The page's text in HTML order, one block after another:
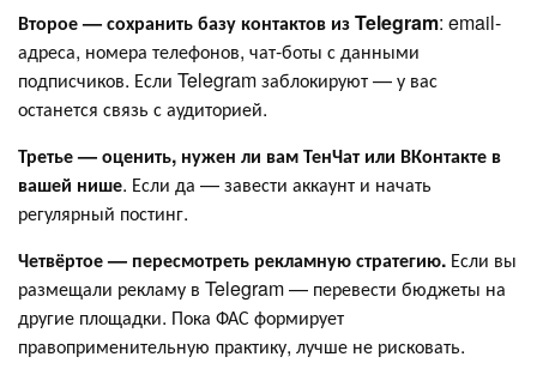
Второе — сохранить базу контактов из Telegram: email-
адреса, номера телефонов, чат-боты с данными
подписчиков. Если Telegram заблокируют — у вас
останется связь с аудиторией.
Третье — оценить, нужен ли вам ТенЧат или ВКонтакте в
вашей нише. Если да — завести аккаунт и начать
регулярный постинг.
Четвёртое — пересмотреть рекламную стратегию. Если вы
размещали рекламу в Telegram — перевести бюджеты на
другие площадки. Пока ФАС формирует
правоприменительную практику, лучше не рисковать.